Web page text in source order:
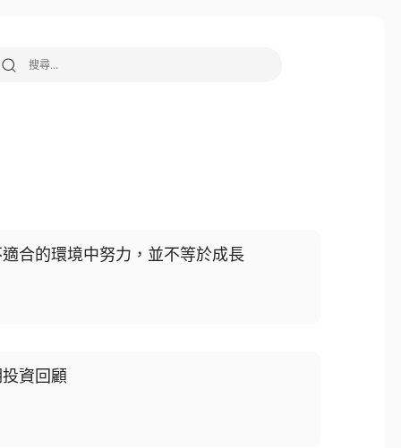
搜尋關鍵字:
合的環境中努力，並不等於成長
資回顧